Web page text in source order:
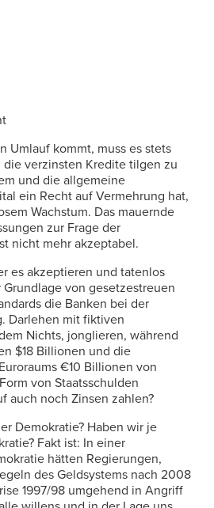
Umlauf kommt, muss es stets
die verzinsten Kredite tilgen zu
und die allgemeine
ein Recht auf Vermehrung hat,
Wachstum. Das mauernde
zur Frage der
nicht mehr akzeptabel.
es akzeptieren und tatenlos
von gesetzestreuen
die Banken bei der
Darlehen mit fiktiven
Nichts, jonglieren, während
$18 Billionen und die
€10 Billionen von
von Staatsschulden
auch noch Zinsen zahlen?
Demokratie? Haben wir je
Fakt ist: In einer
hätten Regierungen,
des Geldsystems nach 2008
1997/98 umgehend in Angriff